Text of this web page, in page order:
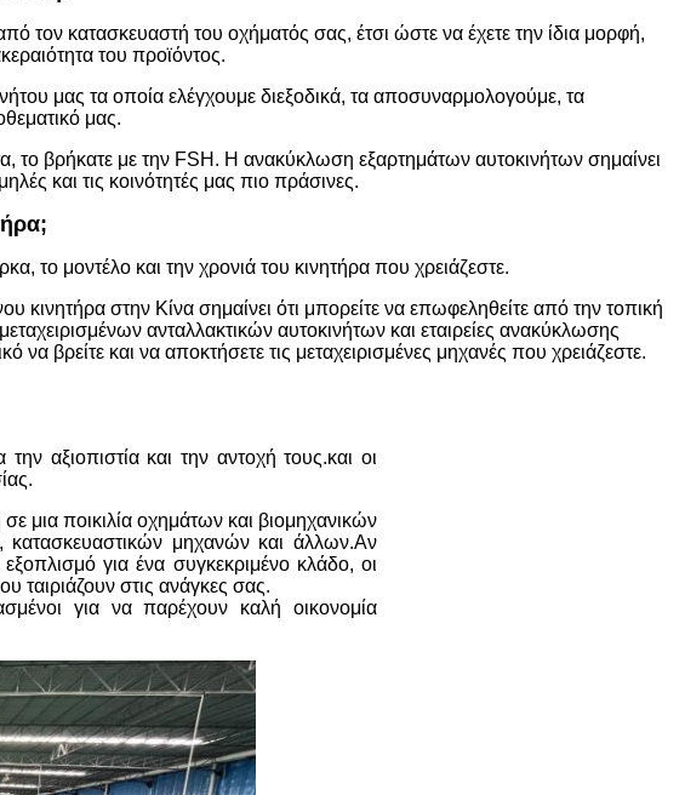
τον κατασκευαστή του οχήματός σας, έτσι ώστε να έχετε την ίδια μορφή,
του προϊόντος.
μας τα οποία ελέγχουμε διεξοδικά, τα αποσυναρμολογούμε, τα
μας.
το βρήκατε με την FSH. Η ανακύκλωση εξαρτημάτων αυτοκινήτων σημαίνει
και τις κοινότητές μας πιο πράσινες.
το μοντέλο και την χρονιά του κινητήρα που χρειάζεστε.
κινητήρα στην Κίνα σημαίνει ότι μπορείτε να επωφεληθείτε από την τοπική
ανταλλακτικών αυτοκινήτων και εταιρείες ανακύκλωσης
βρείτε και να αποκτήσετε τις μεταχειρισμένες μηχανές που χρειάζεστε.
την αξιοπιστία και την αντοχή τους.και οι
μια ποικιλία οχημάτων και βιομηχανικών
μηχανών και άλλων.Αν
για ένα συγκεκριμένο κλάδο, οι
ταιριάζουν στις ανάγκες σας.
για να παρέχουν καλή οικονομία